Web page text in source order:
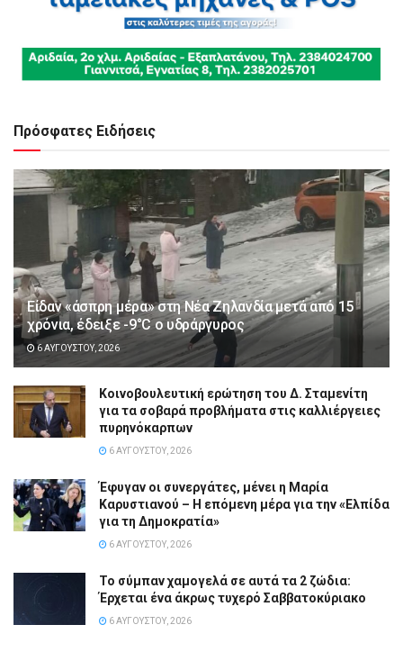
Πρόσφατες Ειδήσεις
Είδαν «άσπρη μέρα» στη Νέα Ζηλανδία μετά από 15
χρόνια, έδειξε -9°C ο υδράργυρος
6 ΑΥΓΟΎΣΤΟΥ, 2026
Κοινοβουλευτική ερώτηση του Δ. Σταμενίτη
για τα σοβαρά προβλήματα στις καλλιέργειες
πυρηνόκαρπων
6 ΑΥΓΟΎΣΤΟΥ, 2026
Έφυγαν οι συνεργάτες, μένει η Μαρία
Καρυστιανού – Η επόμενη μέρα για την «Ελπίδα
για τη Δημοκρατία»
6 ΑΥΓΟΎΣΤΟΥ, 2026
Το σύμπαν χαμογελά σε αυτά τα 2 ζώδια:
Έρχεται ένα άκρως τυχερό Σαββατοκύριακο
6 ΑΥΓΟΎΣΤΟΥ, 2026